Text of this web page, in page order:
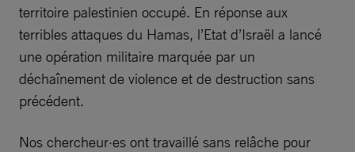
territoire palestinien occupé. En réponse aux
terribles attaques du Hamas, l’Etat d’Israël a lancé
une opération militaire marquée par un
déchaînement de violence et de destruction sans
précédent.
Nos chercheur·es ont travaillé sans relâche pour